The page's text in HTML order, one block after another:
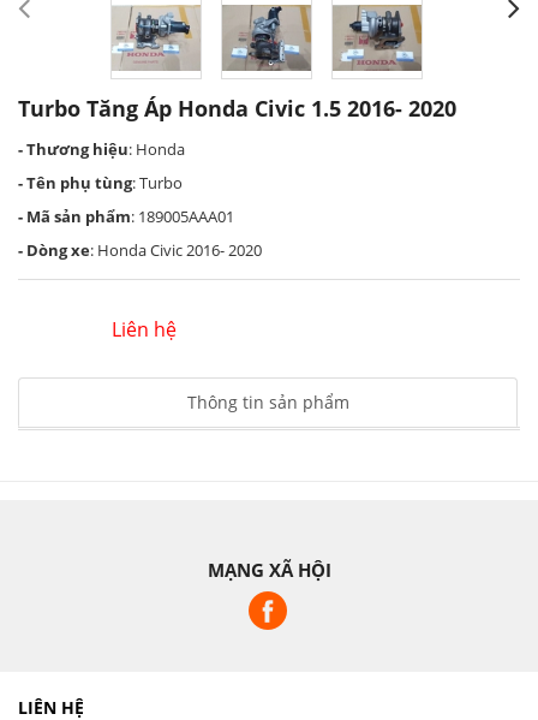
Turbo Tăng Áp Honda Civic 1.5 2016- 2020
- Thương hiệu: Honda
- Tên phụ tùng: Turbo
- Mã sản phẩm: 189005AAA01
- Dòng xe: Honda Civic 2016- 2020
Liên hệ
Thông tin sản phẩm
MẠNG XÃ HỘI
LIÊN HỆ